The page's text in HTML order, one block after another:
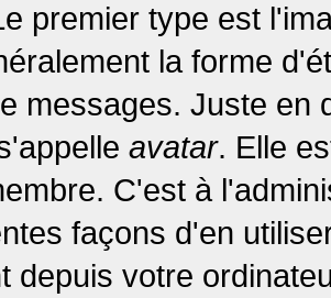
premier type est
la forme
messages. Juste en
avatar. Elle
C'est à
façons d'en
depuis votre